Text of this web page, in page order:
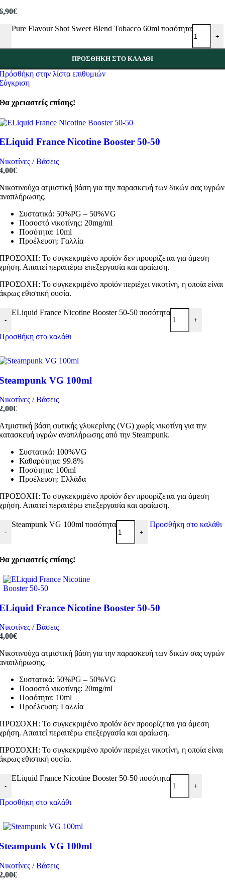
€
-
Pure Flavour Shot Sweet Blend Tobacco 60ml ποσότητα
+
ΠΡΟΣΘΉΚΗ ΣΤΟ ΚΑΛΆΘΙ
στην λίστα επιθυμιών
χρειαστείς επίσης!
France Nicotine Booster 50-50
/ Βάσεις
€
ατμιστική βάση για την παρασκευή των δικών σας υγρών
Συστατικά: 50%PG – 50%VG
Ποσοστό νικοτίνης: 20mg/ml
Ποσότητα: 10ml
Προέλευση: Γαλλία
Το συγκεκριμένο προϊόν δεν προορίζεται για άμεση
Απαιτεί περαιτέρω επεξεργασία και αραίωση.
Το συγκεκριμένο προϊόν περιέχει νικοτίνη, η οποία είναι
εθιστική ουσία.
-
ELiquid France Nicotine Booster 50-50 ποσότητα
+
στο καλάθι
VG 100ml
/ Βάσεις
€
βάση φυτικής γλυκερίνης (VG) χωρίς νικοτίνη για την
υγρών αναπλήρωσης από την Steampunk.
Συστατικά: 100%VG
Καθαρότητα: 99.8%
Ποσότητα: 100ml
Προέλευση: Ελλάδα
Το συγκεκριμένο προϊόν δεν προορίζεται για άμεση
Απαιτεί περαιτέρω επεξεργασία και αραίωση.
-
Steampunk VG 100ml ποσότητα
+
Προσθήκη στο καλάθι
χρειαστείς επίσης!
France Nicotine Booster 50-50
/ Βάσεις
€
ατμιστική βάση για την παρασκευή των δικών σας υγρών
Συστατικά: 50%PG – 50%VG
Ποσοστό νικοτίνης: 20mg/ml
Ποσότητα: 10ml
Προέλευση: Γαλλία
Το συγκεκριμένο προϊόν δεν προορίζεται για άμεση
Απαιτεί περαιτέρω επεξεργασία και αραίωση.
Το συγκεκριμένο προϊόν περιέχει νικοτίνη, η οποία είναι
εθιστική ουσία.
-
ELiquid France Nicotine Booster 50-50 ποσότητα
+
στο καλάθι
VG 100ml
/ Βάσεις
€